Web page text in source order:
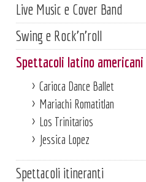
Live Music e Cover Band
Swing e Rock'n'roll
Spettacoli latino americani
Carioca Dance Ballet
Mariachi Romatitlan
Los Trinitarios
Jessica Lopez
Spettacoli itineranti